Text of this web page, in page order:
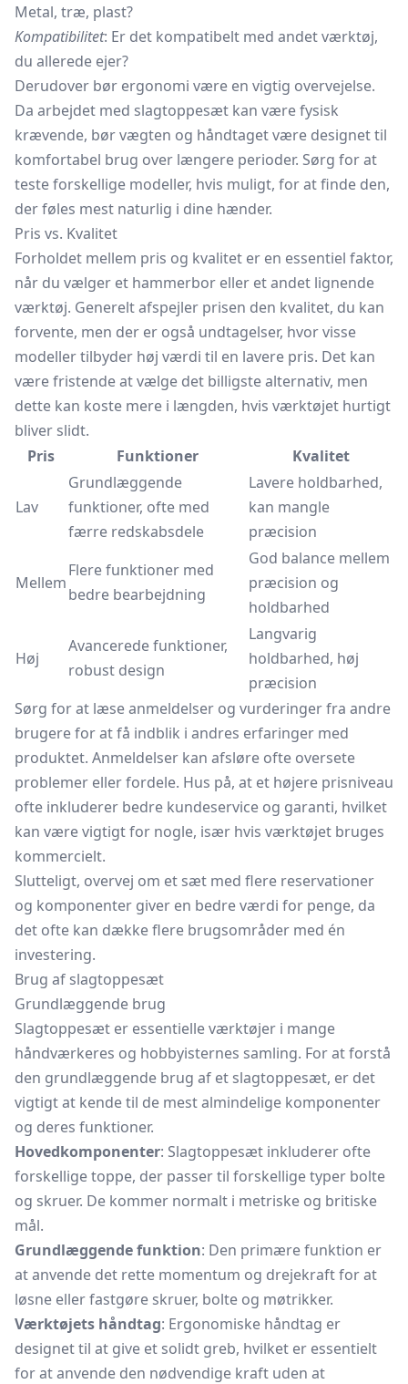
Metal, træ, plast?
Kompatibilitet: Er det kompatibelt med andet værktøj,
du allerede ejer?
Derudover bør ergonomi være en vigtig overvejelse.
Da arbejdet med slagtoppesæt kan være fysisk
krævende, bør vægten og håndtaget være designet til
komfortabel brug over længere perioder. Sørg for at
teste forskellige modeller, hvis muligt, for at finde den,
der føles mest naturlig i dine hænder.
Pris vs. Kvalitet
Forholdet mellem pris og kvalitet er en essentiel faktor,
når du vælger et hammerbor eller et andet lignende
værktøj. Generelt afspejler prisen den kvalitet, du kan
forvente, men der er også undtagelser, hvor visse
modeller tilbyder høj værdi til en lavere pris. Det kan
være fristende at vælge det billigste alternativ, men
dette kan koste mere i længden, hvis værktøjet hurtigt
bliver slidt.
Pris
Funktioner Kvalitet
Lav
Grundlæggende
funktioner, ofte med
færre redskabsdele
Lavere holdbarhed,
kan mangle
præcision
Mellem
Flere funktioner med
bedre bearbejdning
God balance mellem
præcision og
holdbarhed
Høj
Avancerede funktioner,
robust design
Langvarig
holdbarhed, høj
præcision
Sørg for at læse anmeldelser og vurderinger fra andre
brugere for at få indblik i andres erfaringer med
produktet. Anmeldelser kan afsløre ofte oversete
problemer eller fordele. Hus på, at et højere prisniveau
ofte inkluderer bedre kundeservice og garanti, hvilket
kan være vigtigt for nogle, især hvis værktøjet bruges
kommercielt.
Slutteligt, overvej om et sæt med flere reservationer
og komponenter giver en bedre værdi for penge, da
det ofte kan dække flere brugsområder med én
investering.
Brug af slagtoppesæt
Grundlæggende brug
Slagtoppesæt er essentielle værktøjer i mange
håndværkeres og hobbyisternes samling. For at forstå
den grundlæggende brug af et slagtoppesæt, er det
vigtigt at kende til de mest almindelige komponenter
og deres funktioner.
Hovedkomponenter: Slagtoppesæt inkluderer ofte
forskellige toppe, der passer til forskellige typer bolte
og skruer. De kommer normalt i metriske og britiske
mål.
Grundlæggende funktion: Den primære funktion er
at anvende det rette momentum og drejekraft for at
løsne eller fastgøre skruer, bolte og møtrikker.
Værktøjets håndtag: Ergonomiske håndtag er
designet til at give et solidt greb, hvilket er essentielt
for at anvende den nødvendige kraft uden at